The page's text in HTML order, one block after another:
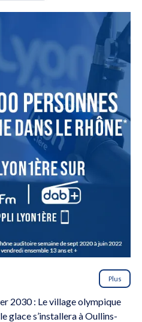
Plus
2030 : Le village olympique
glace s’installera à Oullins-